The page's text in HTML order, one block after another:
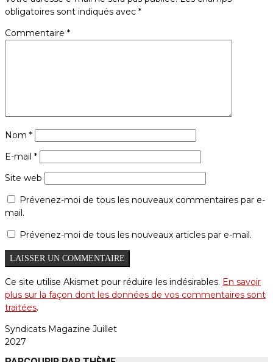
obligatoires sont indiqués avec *
Commentaire *
Nom *
E-mail *
Site web
Prévenez-moi de tous les nouveaux commentaires par e-
mail.
Prévenez-moi de tous les nouveaux articles par e-mail.
Ce site utilise Akismet pour réduire les indésirables. En savoir
plus sur la façon dont les données de vos commentaires sont
traitées.
Syndicats Magazine Juillet
2027